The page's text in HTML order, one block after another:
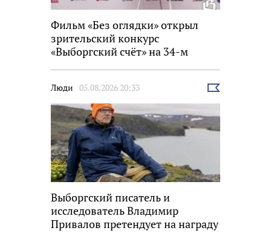
Фильм «Без оглядки» открыл
зрительский конкурс
«Выборгский счёт» на 34-м
Люди 05.08.2026 20:33
Выбрать
Выборгский писатель и
исследователь Владимир
Привалов претендует на награду